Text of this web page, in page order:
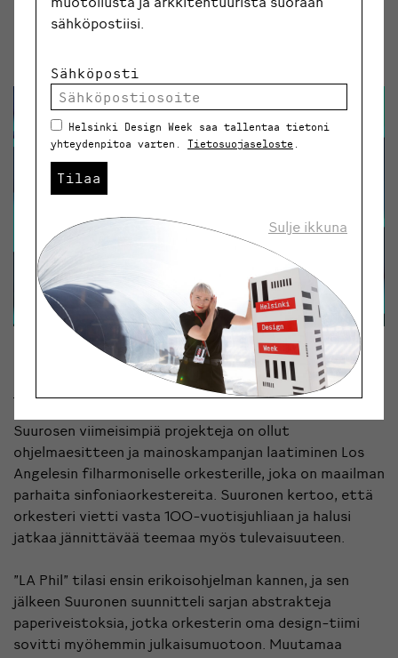
uusia ideoita ja miettimään, miten autenttisella
kerronnalla voisi luoda jotain kaunista, jottei tärkeää
Filharmonisen orkesterin ilme perustui
paperiveistoksille.
Suurosen viimeisimpiä projekteja on ollut
ohjelmaesitteen ja mainoskampanjan laatiminen Los
Angelesin filharmoniselle orkesterille, joka on maailman
parhaita sinfoniaorkestereita. Suuronen kertoo, että
orkesteri vietti vasta 100-vuotisjuhliaan ja halusi
jatkaa jännittävää teemaa myös tulevaisuuteen.
”LA Phil” tilasi ensin erikoisohjelman kannen, ja sen
jälkeen Suuronen suunnitteli sarjan abstrakteja
paperiveistoksia, jotka orkesterin oma design-tiimi
sovitti myöhemmin julkaisumuotoon. Muutamaa
sähköpostiisi.
Sähköposti
Helsinki Design Week saa tallentaa tietoni
yhteydenpitoa varten. Tietosuojaseloste
Tilaa
Sulje ikkuna